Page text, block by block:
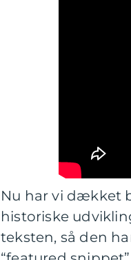
Nu har vi dækket
historiske
teksten, så den